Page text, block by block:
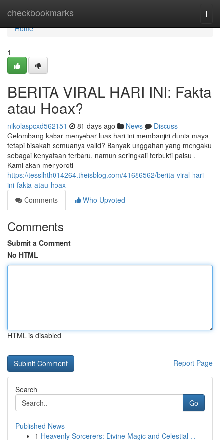
checkbookmarks
Home
Home
1
BERITA VIRAL HARI INI: Fakta
atau Hoax?
nikolaspcxd562151 81 days ago News
Discuss
Gelombang kabar menyebar luas hari ini membanjiri dunia maya,
tetapi bisakah semuanya valid? Banyak unggahan yang mengaku
sebagai kenyataan terbaru, namun seringkali terbukti palsu .
Kami akan menyoroti
https://tesslhth014264.theisblog.com/41686562/berita-viral-hari-
ini-fakta-atau-hoax
Comments
Who Upvoted
Comments
Submit a Comment
No HTML
HTML is disabled
Report Page
Search
Go
Published News
1 Heavenly Sorcerers: Divine Magic and Celestial ...